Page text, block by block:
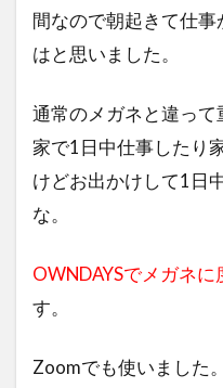
間なので朝起きて仕
はと思いました。
通常のメガネと違っ
家で1日中仕事したり
けどお出かけして1日
な。
OWNDAYSでメガネに
す。
Zoomでも使いました